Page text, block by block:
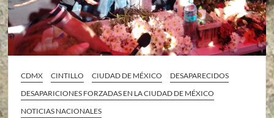
CDMX CINTILLO CIUDAD DE MÉXICO
DESAPARECIDOS
DESAPARICIONES FORZADAS EN LA CIUDAD DE MÉXICO
NOTICIAS NACIONALES